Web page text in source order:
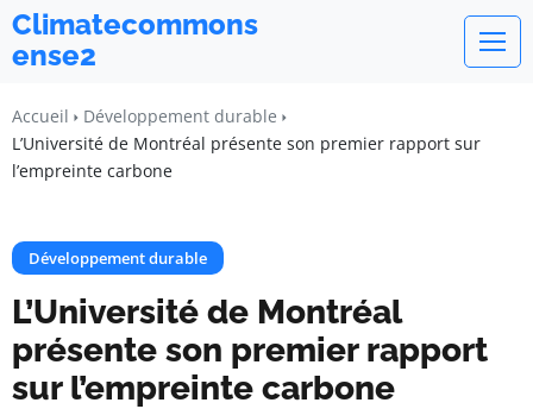
Climatecommons
ense2
Accueil
Développement durable
L’Université de Montréal présente son premier rapport sur
l’empreinte carbone
Développement durable
L’Université de Montréal
présente son premier rapport
sur l’empreinte carbone